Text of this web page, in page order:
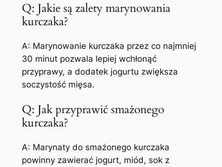
Q: Jakie są zalety marynowania
kurczaka?
A: Marynowanie kurczaka przez co najmniej
30 minut pozwala lepiej wchłonąć
przyprawy, a dodatek jogurtu zwiększa
soczystość mięsa.
Q: Jak przyprawić smażonego
kurczaka?
A: Marynaty do smażonego kurczaka
powinny zawierać jogurt, miód, sok z